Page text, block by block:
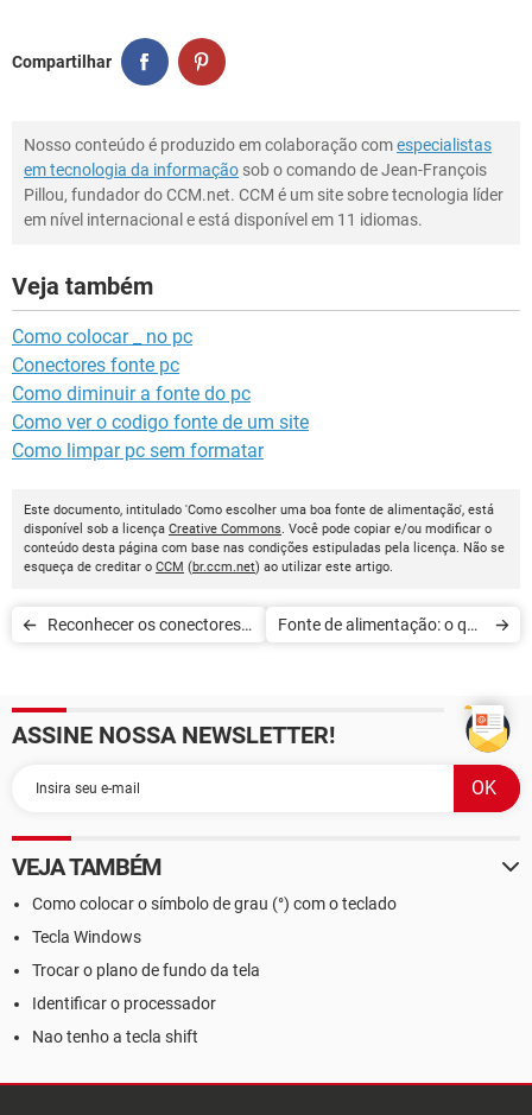
Compartilhar
Nosso conteúdo é produzido em colaboração comespecialistas
em tecnologia da informação sob o comando de Jean-François
Pillou, fundador do CCM.net. CCM é um site sobre tecnologia líder
em nível internacional e está disponível em 11 idiomas.
Veja também
Como colocar _ no pc
Conectores fonte pc
Como diminuir a fonte do pc
Como ver o codigo fonte de um site
Como limpar pc sem formatar
Este documento, intitulado 'Como escolher uma boa fonte de alimentação', está
disponível sob a licença Creative Commons. Você pode copiar e/ou modificar o
conteúdo desta página com base nas condições estipuladas pela licença. Não se
esqueça de creditar o CCM (br.ccm.net) ao utilizar este artigo.
Reconhecer os conectores
Fonte de alimentação: o que
ASSINE NOSSA NEWSLETTER!
VEJA TAMBÉM
Como colocar o símbolo de grau (°) com o teclado
Tecla Windows
Trocar o plano de fundo da tela
Identificar o processador
Nao tenho a tecla shift